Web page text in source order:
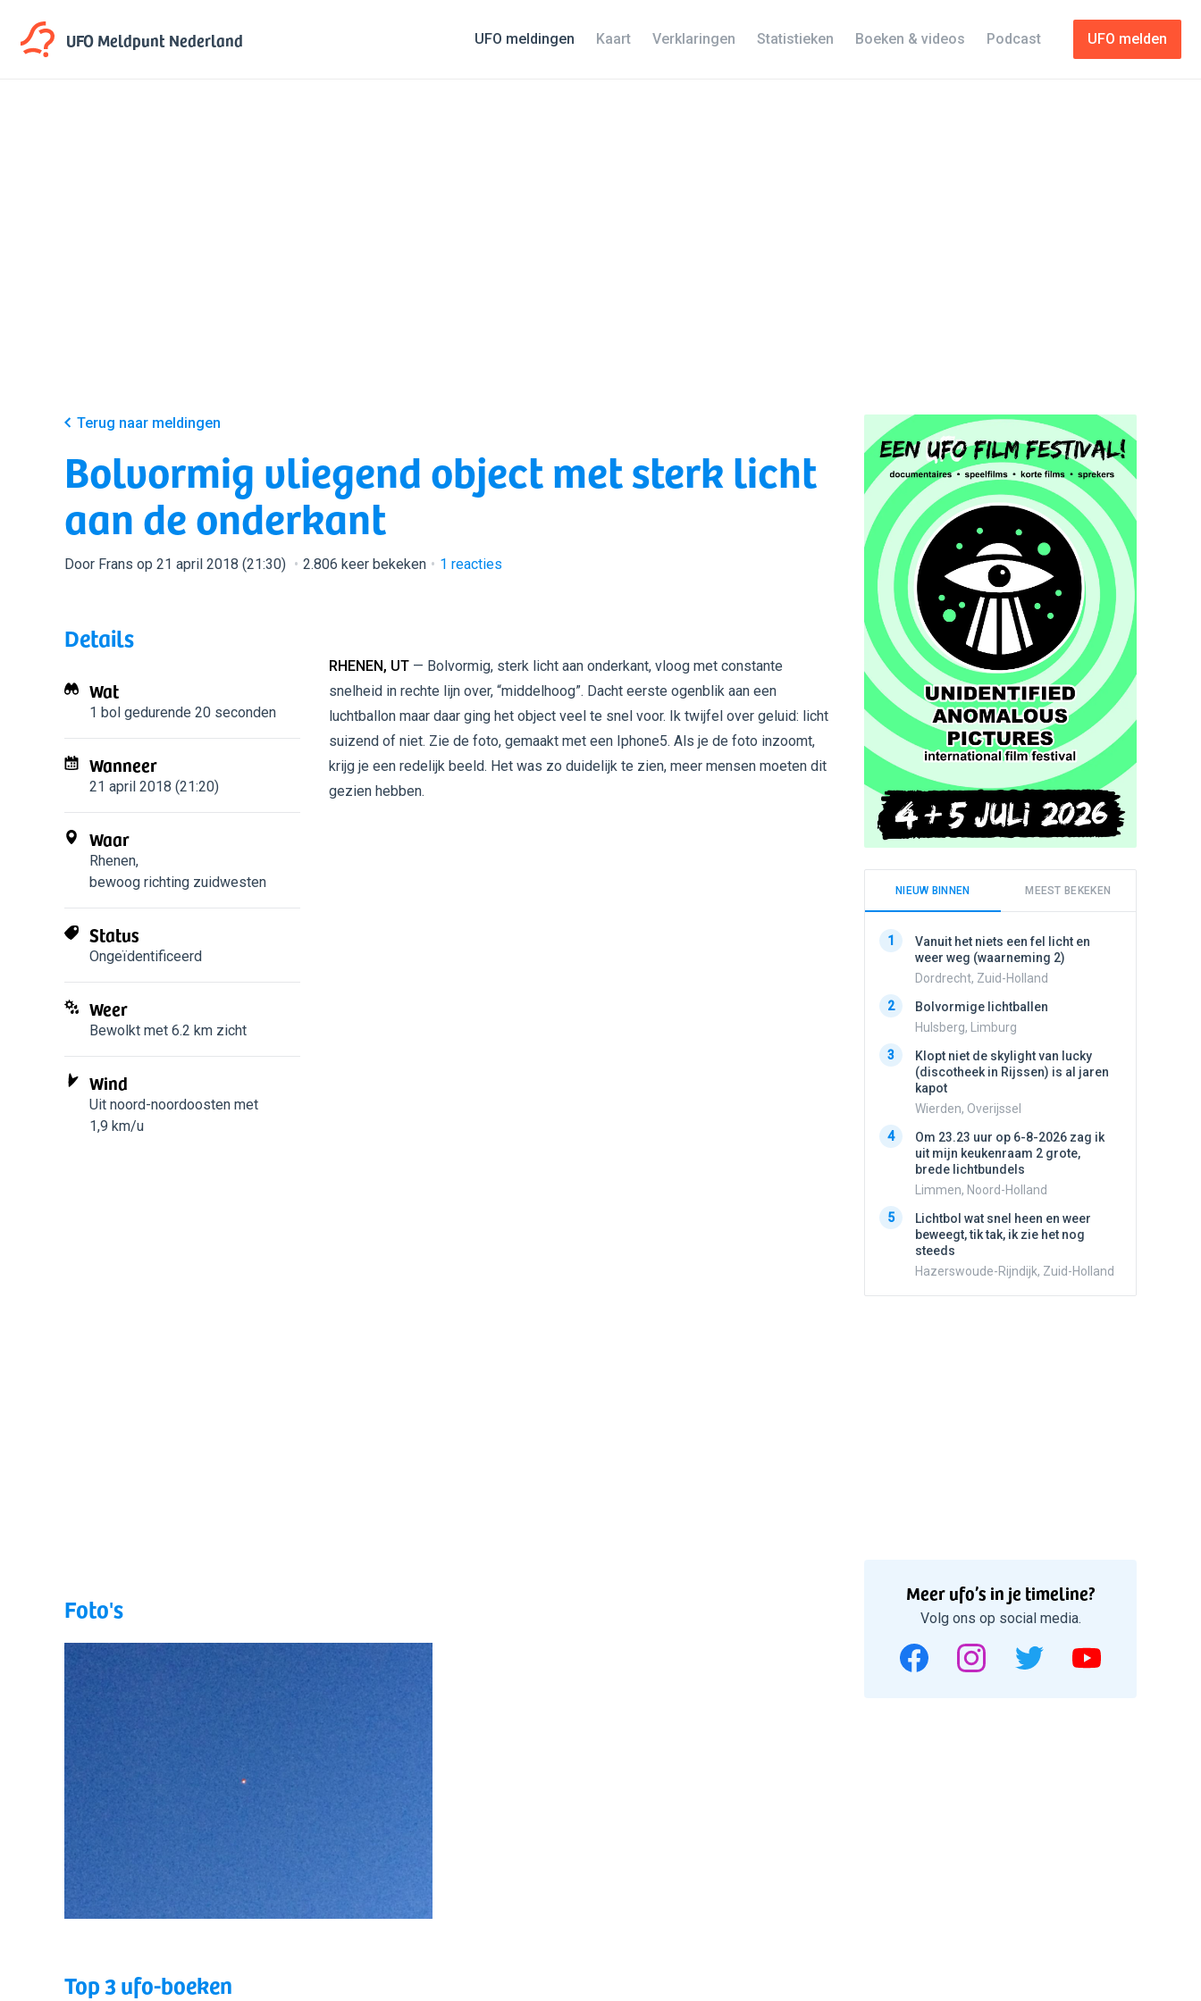
UFO MeldpuntNederland UFO melden
UFO meldingen Kaart Verklaringen Statistieken Boeken & videos Podcast
Terug naar meldingen
Bolvormig vliegend object met sterk licht
aan de onderkant
Door Frans op 21 april 2018 (21:30) 2.806 keer bekeken 1 reacties
Details
Wat
1 bol gedurende 20 seconden
Wanneer
21 april 2018 (21:20)
Waar
Rhenen,
bewoog richting zuidwesten
Status
Ongeïdentificeerd
Weer
Bewolkt met 6.2 km zicht
Wind
Uit noord-noordoosten met
1,9 km/u
RHENEN, UT— Bolvormig, sterk licht aan onderkant, vloog met constante
snelheid in rechte lijn over, “middelhoog”. Dacht eerste ogenblik aan een
luchtballon maar daar ging het object veel te snel voor. Ik twijfel over geluid: licht
suizend of niet. Zie de foto, gemaakt met een Iphone5. Als je de foto inzoomt,
krijg je een redelijk beeld. Het was zo duidelijk te zien, meer mensen moeten dit
gezien hebben.
Foto's
Top 3 ufo-boeken
NIEUW BINNEN MEEST BEKEKEN
1
Vanuit het niets een fel licht en
weer weg (waarneming 2)
Dordrecht, Zuid-Holland
2
Bolvormige lichtballen
Hulsberg, Limburg
3
Klopt niet de skylight van lucky
(discotheek in Rijssen) is al jaren
kapot
Wierden, Overijssel
4
Om 23.23 uur op 6-8-2026 zag ik
uit mijn keukenraam 2 grote,
brede lichtbundels
Limmen, Noord-Holland
5
Lichtbol wat snel heen en weer
beweegt, tik tak, ik zie het nog
steeds
Hazerswoude-Rijndijk, Zuid-Holland
Meer ufo’s in je timeline?
Volg ons op social media.